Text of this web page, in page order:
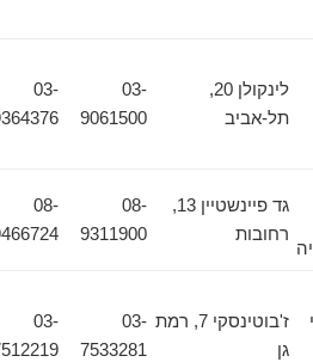
לינקולן 20,
תל-אביב
03-
9061500
03-
9364376
גד פיינשטיין 13,
רחובות
08-
9311900
08-
9466724
ז'בוטינסקי 7, רמת 03-
7533281
03-
7512219